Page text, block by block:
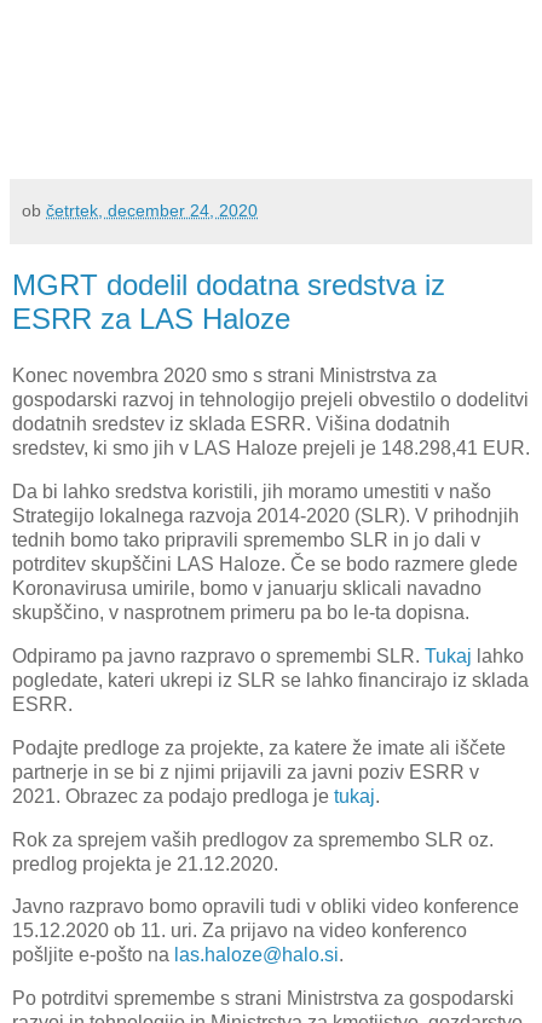
ob četrtek, december 24, 2020
MGRT dodelil dodatna sredstva iz
ESRR za LAS Haloze
Konec novembra 2020 smo s strani Ministrstva za
gospodarski razvoj in tehnologijo prejeli obvestilo o dodelitvi
dodatnih sredstev iz sklada ESRR. Višina dodatnih
sredstev, ki smo jih v LAS Haloze prejeli je 148.298,41 EUR.
Da bi lahko sredstva koristili, jih moramo umestiti v našo
Strategijo lokalnega razvoja 2014-2020 (SLR). V prihodnjih
tednih bomo tako pripravili spremembo SLR in jo dali v
potrditev skupščini LAS Haloze. Če se bodo razmere glede
Koronavirusa umirile, bomo v januarju sklicali navadno
skupščino, v nasprotnem primeru pa bo le-ta dopisna.
Odpiramo pa javno razpravo o spremembi SLR. Tukaj lahko
pogledate, kateri ukrepi iz SLR se lahko financirajo iz sklada
ESRR.
Podajte predloge za projekte, za katere že imate ali iščete
partnerje in se bi z njimi prijavili za javni poziv ESRR v
2021. Obrazec za podajo predloga je tukaj.
Rok za sprejem vaših predlogov za spremembo SLR oz.
predlog projekta je 21.12.2020.
Javno razpravo bomo opravili tudi v obliki video konference
15.12.2020 ob 11. uri. Za prijavo na video konferenco
pošljite e-pošto na las.haloze@halo.si.
Po potrditvi spremembe s strani Ministrstva za gospodarski